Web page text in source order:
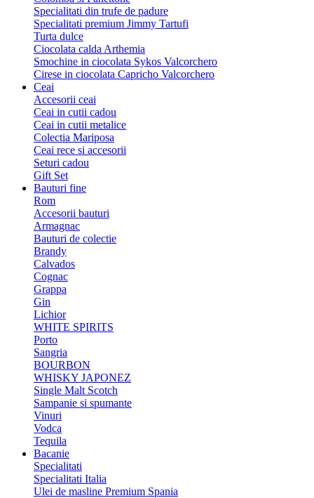
Specialitati din trufe de padure
Specialitati premium Jimmy Tartufi
Turta dulce
Ciocolata calda Arthemia
Smochine in ciocolata Sykos Valcorchero
Cirese in ciocolata Capricho Valcorchero
Ceai
Accesorii ceai
Ceai in cutii cadou
Ceai in cutii metalice
Colectia Mariposa
Ceai rece si accesorii
Seturi cadou
Gift Set
Bauturi fine
Rom
Accesorii bauturi
Armagnac
Bauturi de colectie
Brandy
Calvados
Cognac
Grappa
Gin
Lichior
WHITE SPIRITS
Porto
Sangria
BOURBON
WHISKY JAPONEZ
Single Malt Scotch
Sampanie si spumante
Vinuri
Vodca
Tequila
Bacanie
Specialitati
Specialitati Italia
Ulei de masline Premium Spania